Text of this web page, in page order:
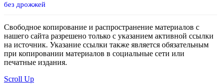
без дрожжей
Свободное копирование и распространение материалов с
нашего сайта разрешено только с указанием активной ссылки
на источник. Указание ссылки также является обязательным
при копировании материалов в социальные сети или
печатные издания.
Scroll Up